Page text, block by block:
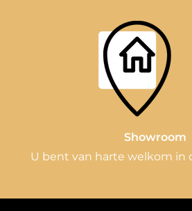
Showroom
U bent van harte welkom in